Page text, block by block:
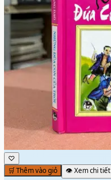
♡
🛒 Thêm vào giỏ
👁️ Xem chi tiết